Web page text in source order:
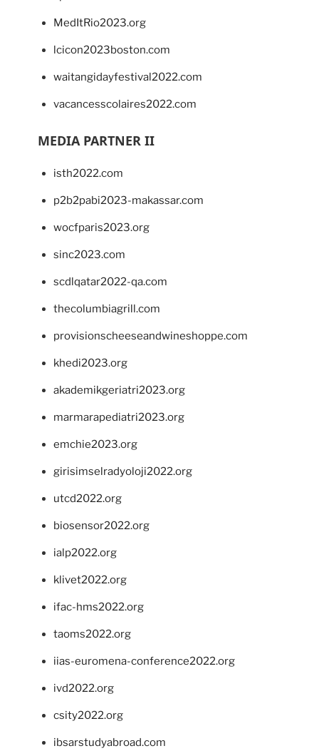
MedItRio2023.org
lcicon2023boston.com
waitangidayfestival2022.com
vacancesscolaires2022.com
MEDIA PARTNER II
isth2022.com
p2b2pabi2023-makassar.com
wocfparis2023.org
sinc2023.com
scdlqatar2022-qa.com
thecolumbiagrill.com
provisionscheeseandwineshoppe.com
khedi2023.org
akademikgeriatri2023.org
marmarapediatri2023.org
emchie2023.org
girisimselradyoloji2022.org
utcd2022.org
biosensor2022.org
ialp2022.org
klivet2022.org
ifac-hms2022.org
taoms2022.org
iias-euromena-conference2022.org
ivd2022.org
csity2022.org
ibsarstudyabroad.com